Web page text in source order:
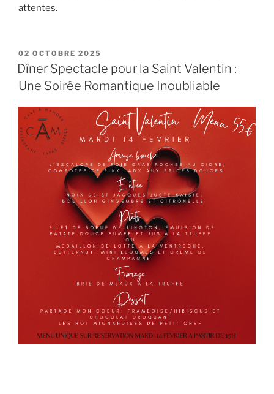
attentes.
PUBLIÉ
LE
02 OCTOBRE 2025
Dîner Spectacle pour la Saint Valentin :
Une Soirée Romantique Inoubliable